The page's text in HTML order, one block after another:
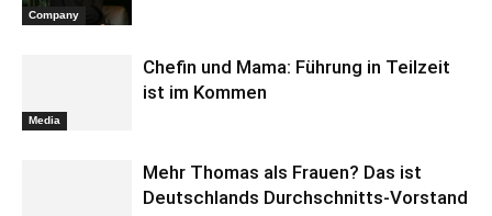
Company
Media
Chefin und Mama: Führung in Teilzeit
ist im Kommen
Mehr Thomas als Frauen? Das ist
Deutschlands Durchschnitts-Vorstand